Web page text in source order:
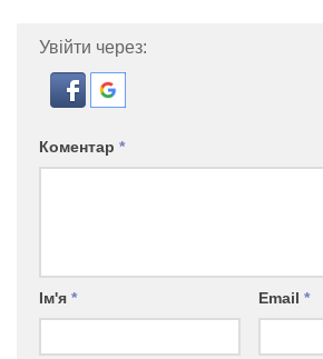
Увійти через:
Коментар *
Ім'я * Email *